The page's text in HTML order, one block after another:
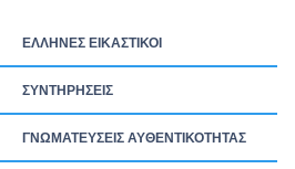
ΕΛΛΗΝΕΣ ΕΙΚΑΣΤΙΚΟΙ
ΣΥΝΤΗΡΗΣΕΙΣ
ΓΝΩΜΑΤΕΥΣΕΙΣ ΑΥΘΕΝΤΙΚΟΤΗΤΑΣ